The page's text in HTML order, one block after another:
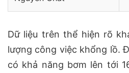
Dữ liệu trên thể hiện rõ
lượng công việc khổng lồ.
có khả năng bơm lên tới